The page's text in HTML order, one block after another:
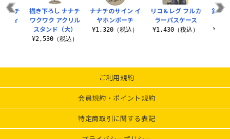
ナナチのサイン イ
ヤホンポーチ
¥1,320（税込）
リコ＆レグ フルカ
ラーパスケース
¥1,430（税込）
釣り
ナチ
フィ
描き下ろし ナナチ
ワクワク アクリル
スタンド（大）
¥2,530（税込）
ご利用規約
会員規約・ポイント規約
特定商取引に関する表記